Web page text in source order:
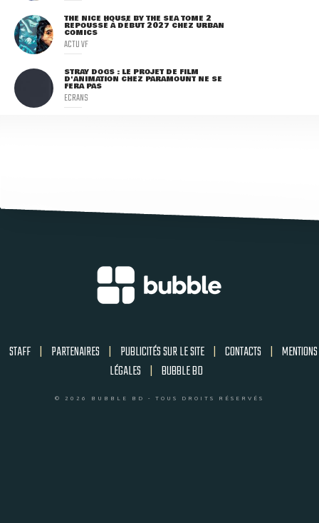
THE NICE HOUSE BY THE SEA TOME 2
REPOUSSÉ À DÉBUT 2027 CHEZ URBAN
COMICS
ACTU VF
STRAY DOGS : LE PROJET DE FILM
D'ANIMATION CHEZ PARAMOUNT NE SE
FERA PAS
ECRANS
STAFF | PARTENAIRES | PUBLICITÉS SUR LE SITE | CONTACTS | MENTIONS
LÉGALES | BUBBLE BD
© 2026 BUBBLE BD - TOUS DROITS RÉSERVÉS